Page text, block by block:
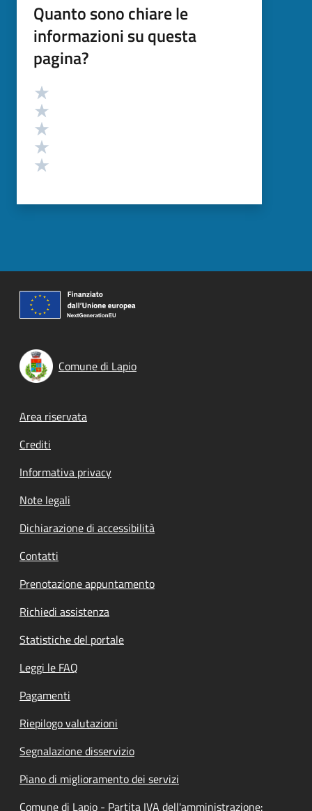
Quanto sono chiare le
informazioni su questa
pagina?
Valutazione
Comune di Lapio
Footer menu
Area riservata
Crediti
Informativa privacy
Note legali
Dichiarazione di accessibilità
Contatti
Prenotazione appuntamento
Richiedi assistenza
Statistiche del portale
Leggi le FAQ
Pagamenti
Riepilogo valutazioni
Segnalazione disservizio
Piano di miglioramento dei servizi
Comune di Lapio - Partita IVA dell'amministrazione: